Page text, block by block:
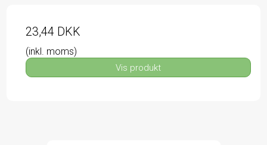
23,44 DKK
(inkl. moms)
Vis produkt